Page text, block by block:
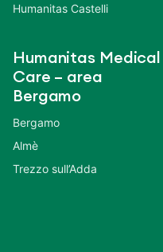
Humanitas Castelli
Humanitas Medical
Care – area
Bergamo
Bergamo
Almè
Trezzo sull’Adda